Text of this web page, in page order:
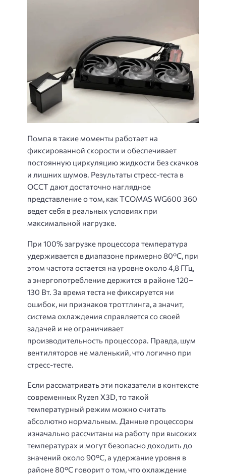
Помпа в такие моменты работает на
фиксированной скорости и обеспечивает
постоянную циркуляцию жидкости без скачков
и лишних шумов. Результаты стресс-теста в
OCCT дают достаточно наглядное
представление о том, как TCOMAS WG600 360
ведет себя в реальных условиях при
максимальной нагрузке.
При 100% загрузке процессора температура
удерживается в диапазоне примерно 80°C, при
этом частота остается на уровне около 4,8 ГГц,
а энергопотребление держится в районе 120–
130 Вт. За время теста не фиксируется ни
ошибок, ни признаков троттлинга, а значит,
система охлаждения справляется со своей
задачей и не ограничивает
производительность процессора. Правда, шум
вентиляторов не маленький, что логично при
стресс-тесте.
Если рассматривать эти показатели в контексте
современных Ryzen X3D, то такой
температурный режим можно считать
абсолютно нормальным. Данные процессоры
изначально рассчитаны на работу при высоких
температурах и могут безопасно доходить до
значений около 90°C, а удержание уровня в
районе 80°C говорит о том, что охлаждение